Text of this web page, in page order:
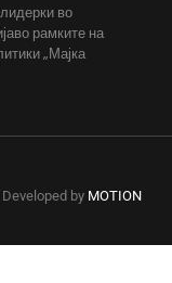
во
рамките на
„Мајка
by MOTION